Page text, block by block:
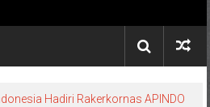
Hadiri Rakerkornas APINDO